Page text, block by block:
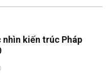
kiến trúc Pháp